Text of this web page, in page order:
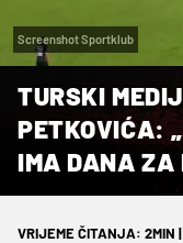
Screenshot Sportklub
TURSKI
PETKOVIĆA:
IMA DANA ZA
VRIJEME ČITANJA: 2MIN